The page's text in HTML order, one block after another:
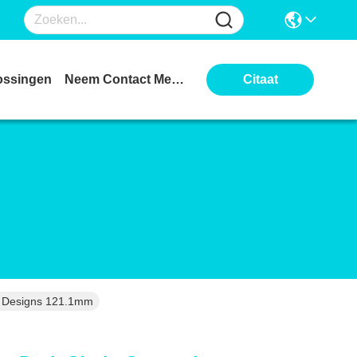
Neem Contact Met Ons Op Citaat
121.1mm